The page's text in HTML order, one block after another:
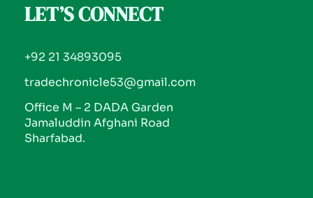
LET’S CONNECT
+92 21 34893095
tradechronicle53@gmail.com
Office M – 2 DADA Garden
Jamaluddin Afghani Road
Sharfabad.